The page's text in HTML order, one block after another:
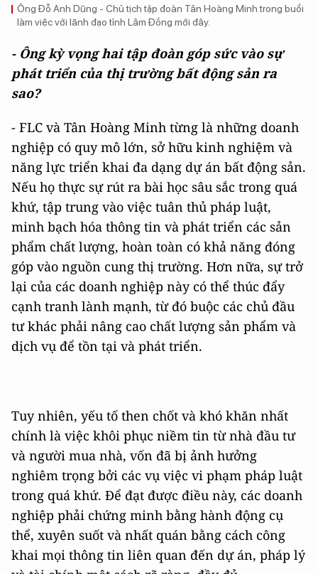
Ông Đỗ Anh Dũng - Chủ tịch tập đoàn Tân Hoàng Minh trong buổi
làm việc với lãnh đạo tỉnh Lâm Đồng mới đây.
- Ông kỳ vọng hai tập đoàn góp sức vào sự
phát triển của thị trường bất động sản ra
sao?
- FLC và Tân Hoàng Minh từng là những doanh
nghiệp có quy mô lớn, sở hữu kinh nghiệm và
năng lực triển khai đa dạng dự án bất động sản.
Nếu họ thực sự rút ra bài học sâu sắc trong quá
khứ, tập trung vào việc tuân thủ pháp luật,
minh bạch hóa thông tin và phát triển các sản
phẩm chất lượng, hoàn toàn có khả năng đóng
góp vào nguồn cung thị trường. Hơn nữa, sự trở
lại của các doanh nghiệp này có thể thúc đẩy
cạnh tranh lành mạnh, từ đó buộc các chủ đầu
tư khác phải nâng cao chất lượng sản phẩm và
dịch vụ để tồn tại và phát triển.
Tuy nhiên, yếu tố then chốt và khó khăn nhất
chính là việc khôi phục niềm tin từ nhà đầu tư
và người mua nhà, vốn đã bị ảnh hưởng
nghiêm trọng bởi các vụ việc vi phạm pháp luật
trong quá khứ. Để đạt được điều này, các doanh
nghiệp phải chứng minh bằng hành động cụ
thể, xuyên suốt và nhất quán bằng cách công
khai mọi thông tin liên quan đến dự án, pháp lý